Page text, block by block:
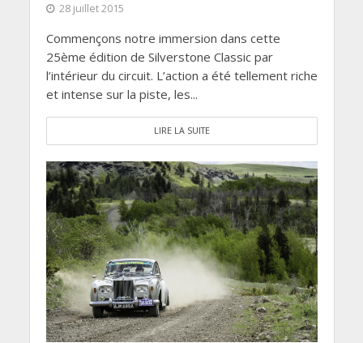
28 juillet 2015
Commençons notre immersion dans cette
25ème édition de Silverstone Classic par
l’intérieur du circuit. L’action a été tellement riche
et intense sur la piste, les...
LIRE LA SUITE